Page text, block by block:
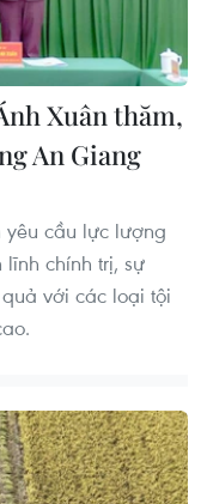
Xuân thăm,
An Giang
yêu cầu lực lượng
chính trị, sự
với các loại tội